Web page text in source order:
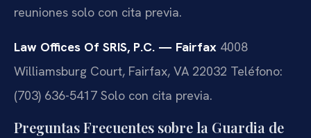
reuniones solo con cita previa.
Law Offices Of SRIS, P.C. — Fairfax 4008
Williamsburg Court, Fairfax, VA 22032 Teléfono:
(703) 636-5417 Solo con cita previa.
Preguntas Frecuentes sobre la Guardia de